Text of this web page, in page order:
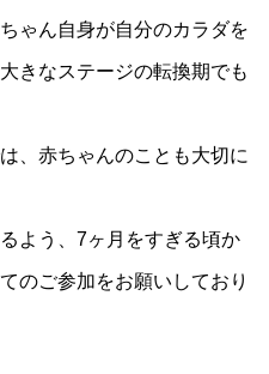
ゃん自身が自分のカラダを
きなステージの転換期でも
、赤ちゃんのことも大切に
よう、7ヶ月をすぎる頃か
のご参加をお願いしており